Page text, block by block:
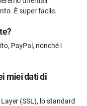
È super facile.
PayPal, nonché i
miei dati di
(SSL), lo standard